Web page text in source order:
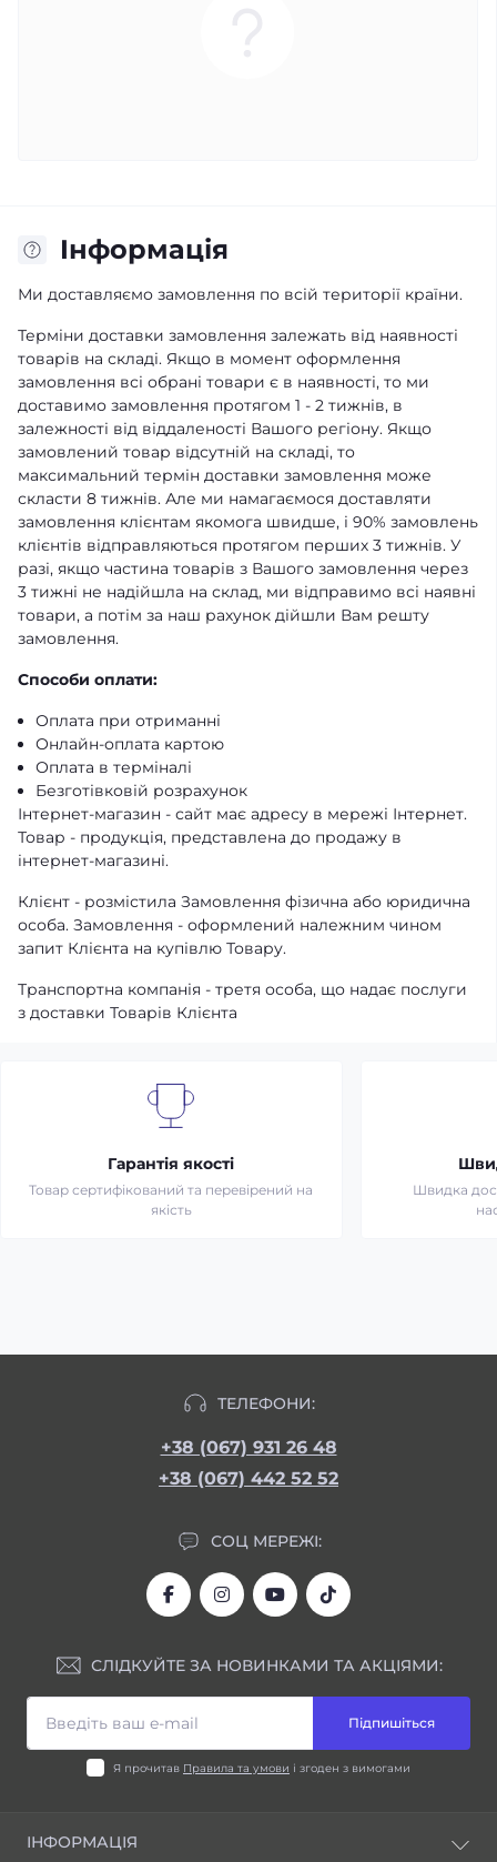
Iнформація
Ми доставляємо замовлення по всій території країни.
Терміни доставки замовлення залежать від наявності
товарів на складі. Якщо в момент оформлення
замовлення всі обрані товари є в наявності, то ми
доставимо замовлення протягом 1 - 2 тижнів, в
залежності від віддаленості Вашого регіону. Якщо
замовлений товар відсутній на складі, то
максимальний термін доставки замовлення може
скласти 8 тижнів. Але ми намагаємося доставляти
замовлення клієнтам якомога швидше, і 90% замовлень
клієнтів відправляються протягом перших 3 тижнів. У
разі, якщо частина товарів з Вашого замовлення через
3 тижні не надійшла на склад, ми відправимо всі наявні
товари, а потім за наш рахунок дійшли Вам решту
замовлення.
Способи оплати:
Оплата при отриманні
Онлайн-оплата картою
Оплата в терміналі
Безготівковій розрахунок
Інтернет-магазин - сайт має адресу в мережі Інтернет.
Товар - продукція, представлена ​​до продажу в
інтернет-магазині.
Клієнт - розмістила Замовлення фізична або юридична
особа. Замовлення - оформлений належним чином
запит Клієнта на купівлю Товару.
Транспортна компанія - третя особа, що надає послуги
з доставки Товарів Клієнта
Гарантія якості
Товар сертифікований та перевірений на
якість
Швидка
ТЕЛЕФОНИ:
+38 (067) 931 26 48
+38 (067) 442 52 52
СОЦ МЕРЕЖІ:
СЛІДКУЙТЕ ЗА НОВИНКАМИ ТА АКЦІЯМИ:
Підпишіться
Я прочитав Правила та умови і згоден з вимогами
ІНФОРМАЦІЯ